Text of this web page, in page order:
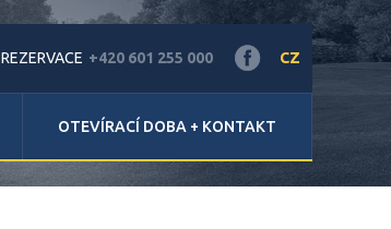
REZERVACE +420 601 255 000 CZ
OTEVÍRACÍ DOBA + KONTAKT